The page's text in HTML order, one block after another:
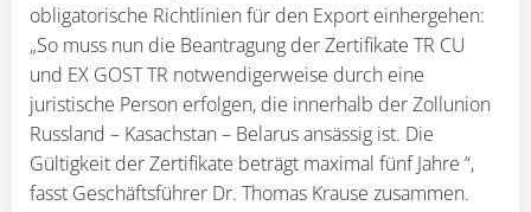
obligatorische Richtlinien für den Export einhergehen:
„So muss nun die Beantragung der Zertifikate TR CU
und EX GOST TR notwendigerweise durch eine
juristische Person erfolgen, die innerhalb der Zollunion
Russland – Kasachstan – Belarus ansässig ist. Die
Gültigkeit der Zertifikate beträgt maximal fünf Jahre “,
fasst Geschäftsführer Dr. Thomas Krause zusammen.